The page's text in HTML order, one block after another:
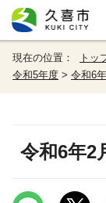
現在の位置： トッ
令和5年度 > 令和6
令和6年2